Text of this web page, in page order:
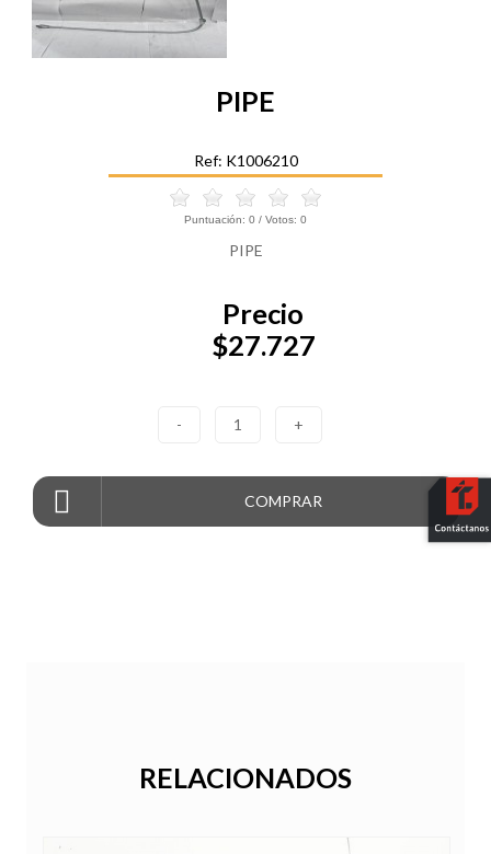
PIPE
Ref: K1006210
Puntuación: 0 / Votos: 0
PIPE
Precio
$27.727
- 1 +
COMPRAR
RELACIONADOS